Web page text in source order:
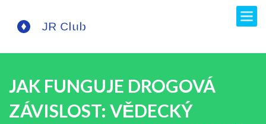
JAK FUNGUJE DROGOVÁ
ZÁVISLOST: VĚDECKÝ